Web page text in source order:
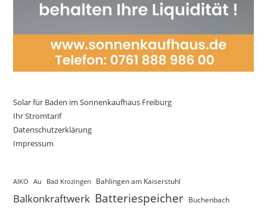
Solar für Baden im Sonnenkaufhaus Freiburg
Ihr Stromtarif
Datenschutzerklärung
Impressum
AIKO Au Bad Krozingen Bahlingen am Kaiserstuhl
Balkonkraftwerk Batteriespeicher Buchenbach